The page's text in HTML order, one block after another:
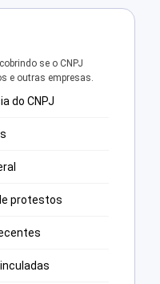
se o CNPJ
e outras empresas.
do CNPJ
protestos